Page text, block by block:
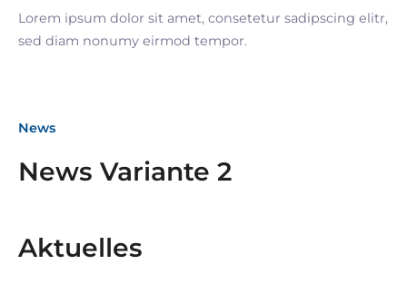
Lorem ipsum dolor sit amet, consetetur sadipscing elitr,
sed diam nonumy eirmod tempor.
News
News Variante 2
Aktuelles